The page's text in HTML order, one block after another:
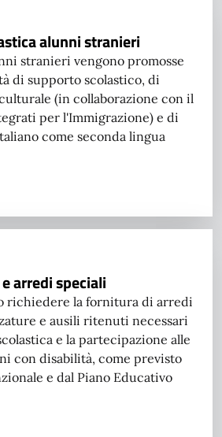
alunni stranieri
stranieri vengono promosse
di supporto scolastico, di
(in collaborazione con il
per l'Immigrazione) e di
come seconda lingua
arredi speciali
richiedere la fornitura di arredi
e ausili ritenuti necessari
e la partecipazione alle
con disabilità, come previsto
e dal Piano Educativo